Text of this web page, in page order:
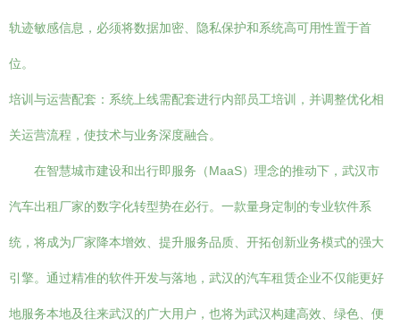
轨迹敏感信息，必须将数据加密、隐私保护和系统高可用性置于首
位。
培训与运营配套：系统上线需配套进行内部员工培训，并调整优化相
关运营流程，使技术与业务深度融合。
在智慧城市建设和出行即服务（MaaS）理念的推动下，武汉市
汽车出租厂家的数字化转型势在必行。一款量身定制的专业软件系
统，将成为厂家降本增效、提升服务品质、开拓创新业务模式的强大
引擎。通过精准的软件开发与落地，武汉的汽车租赁企业不仅能更好
地服务本地及往来武汉的广大用户，也将为武汉构建高效、绿色、便